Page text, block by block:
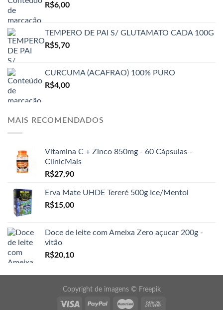
R$6,00
TEMPERO DE PAI S/ GLUTAMATO CADA 100G
R$5,70
CURCUMA (ACAFRAO) 100% PURO
R$4,00
MAIS RECOMENDADOS
Vitamina C + Zinco 850mg - 60 Cápsulas -
ClinicMais
R$27,90
Erva Mate UHDE Tereré 500g Ice/Mentol
R$15,00
Doce de leite com Ameixa Zero açucar 200g -
vitão
R$20,10
Copyright de imagens © Freepik